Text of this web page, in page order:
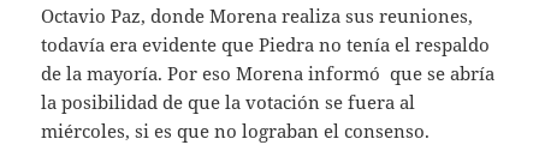
Octavio Paz, donde Morena realiza sus reuniones,
todavía era evidente que Piedra no tenía el respaldo
de la mayoría. Por eso Morena informó que se abría
la posibilidad de que la votación se fuera al
miércoles, si es que no lograban el consenso.